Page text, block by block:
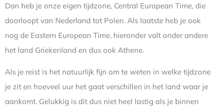
Dan heb je onze eigen tijdzone, Central European Time, die
doorloopt van Nederland tot Polen. Als laatste heb je ook
nog de Eastern European Time, hieronder valt onder andere
het land Griekenland en dus ook Athene.
Als je reist is het natuurlijk fijn om te weten in welke tijdzone
je zit en hoeveel uur het gaat verschillen in het land waar je
aankomt. Gelukkig is dit dus niet heel lastig als je binnen